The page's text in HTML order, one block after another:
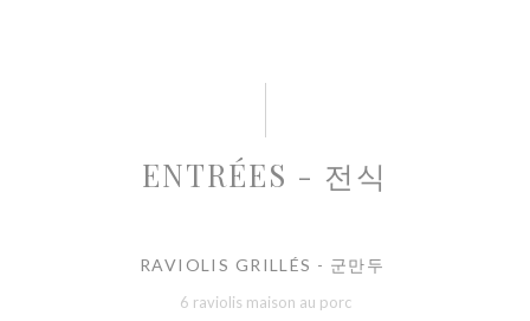
ENTRÉES - 전식
RAVIOLIS GRILLÉS - 군만두
6 raviolis maison au porc